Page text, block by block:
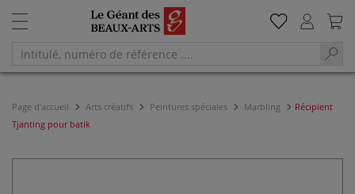
Page d'accueil Arts créatifs Peintures spéciales Marbling
Récipient
Tjanting pour batik